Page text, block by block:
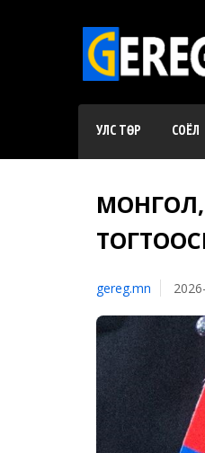
УЛС ТӨР СОЁЛ
gereg.mn